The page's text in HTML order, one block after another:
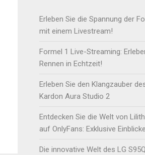
Erleben Sie die Spannung der
mit einem Livestream!
Formel 1 Live-Streaming:
Rennen in Echtzeit!
Erleben Sie den Klangzauber
Kardon Aura Studio 2
Entdecken Sie die Welt von
auf OnlyFans: Exklusive
Die innovative Welt des LG